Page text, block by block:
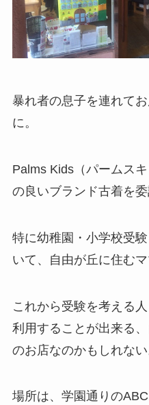
暴れ者の息子を連れて
に。
Palms Kids（パームス
の良いブランド古着を
特に幼稚園・小学校受
いて、自由が丘に住む
これから受験を考える
利用することが出来る
のお店なのかもしれない
場所は、学園通りの